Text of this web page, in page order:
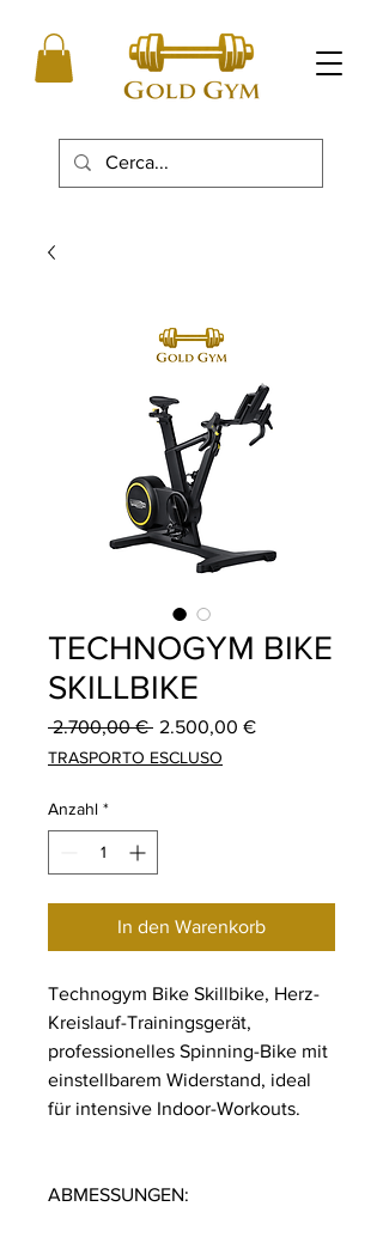
TECHNOGYM BIKE
SKILLBIKE
2.700,00 € Standardpreis
2.500,00 €Sale-Preis
TRASPORTO ESCLUSO
Anzahl *
In den Warenkorb
Technogym Bike Skillbike, Herz-
Kreislauf-Trainingsgerät,
professionelles Spinning-Bike mit
einstellbarem Widerstand, ideal
für intensive Indoor-Workouts.
ABMESSUNGEN: